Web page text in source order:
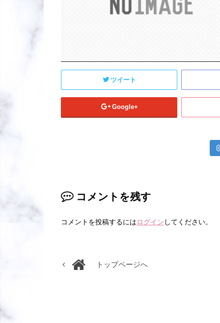
ツイート
Google+
コメントを残す
コメントを投稿するにはログイン してください。
トップページへ